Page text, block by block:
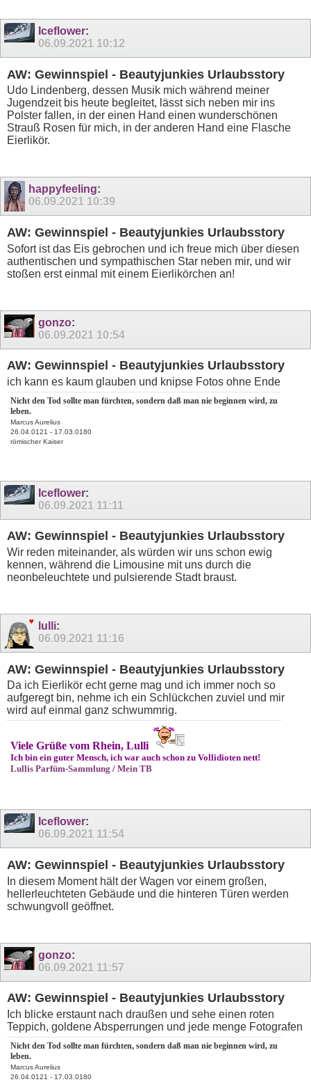
Iceflower:
06.09.2021 10:12
AW: Gewinnspiel - Beautyjunkies Urlaubsstory
Udo Lindenberg, dessen Musik mich während meiner
Jugendzeit bis heute begleitet, lässt sich neben mir ins
Polster fallen, in der einen Hand einen wunderschönen
Strauß Rosen für mich, in der anderen Hand eine Flasche
Eierlikör.
happyfeeling:
06.09.2021 10:39
AW: Gewinnspiel - Beautyjunkies Urlaubsstory
Sofort ist das Eis gebrochen und ich freue mich über diesen
authentischen und sympathischen Star neben mir, und wir
stoßen erst einmal mit einem Eierlikörchen an!
gonzo:
06.09.2021 10:54
AW: Gewinnspiel - Beautyjunkies Urlaubsstory
ich kann es kaum glauben und knipse Fotos ohne Ende
Nicht den Tod sollte man fürchten, sondern daß man nie beginnen wird, zu
leben.
Marcus Aurelius
26.04.0121 - 17.03.0180
römischer Kaiser
Iceflower:
06.09.2021 11:11
AW: Gewinnspiel - Beautyjunkies Urlaubsstory
Wir reden miteinander, als würden wir uns schon ewig
kennen, während die Limousine mit uns durch die
neonbeleuchtete und pulsierende Stadt braust.
lulli:
06.09.2021 11:16
AW: Gewinnspiel - Beautyjunkies Urlaubsstory
Da ich Eierlikör echt gerne mag und ich immer noch so
aufgeregt bin, nehme ich ein Schlückchen zuviel und mir
wird auf einmal ganz schwummrig.
Viele Grüße vom Rhein, Lulli
Ich bin ein guter Mensch, ich war auch schon zu Vollidioten nett!
Lullis Parfüm-Sammlung / Mein TB
Iceflower:
06.09.2021 11:54
AW: Gewinnspiel - Beautyjunkies Urlaubsstory
In diesem Moment hält der Wagen vor einem großen,
hellerleuchteten Gebäude und die hinteren Türen werden
schwungvoll geöffnet.
gonzo:
06.09.2021 11:57
AW: Gewinnspiel - Beautyjunkies Urlaubsstory
Ich blicke erstaunt nach draußen und sehe einen roten
Teppich, goldene Absperrungen und jede menge Fotografen
Nicht den Tod sollte man fürchten, sondern daß man nie beginnen wird, zu
leben.
Marcus Aurelius
26.04.0121 - 17.03.0180